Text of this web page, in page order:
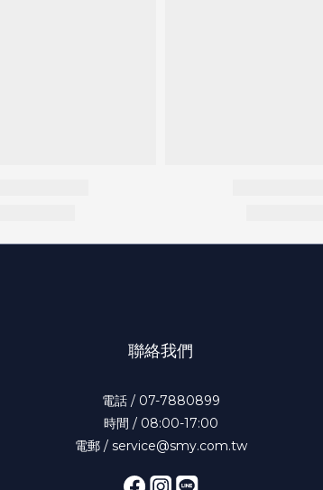
聯絡我們
電話 / 07-7880899
時間 / 08:00-17:00
電郵 / service@smy.com.tw